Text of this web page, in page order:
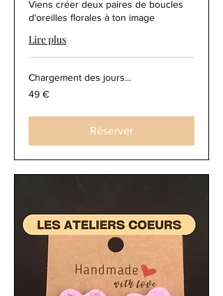
Viens créer deux paires de boucles
d'oreilles florales à ton image
Lire plus
Chargement des jours...
49
euros
49 €
Réserver